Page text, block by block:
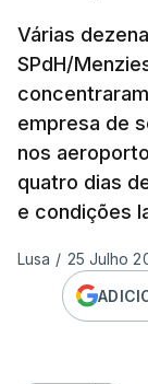
Várias
SPdH/
empresa de
nos
quatro dias
e condições
Lusa / 25 Julho